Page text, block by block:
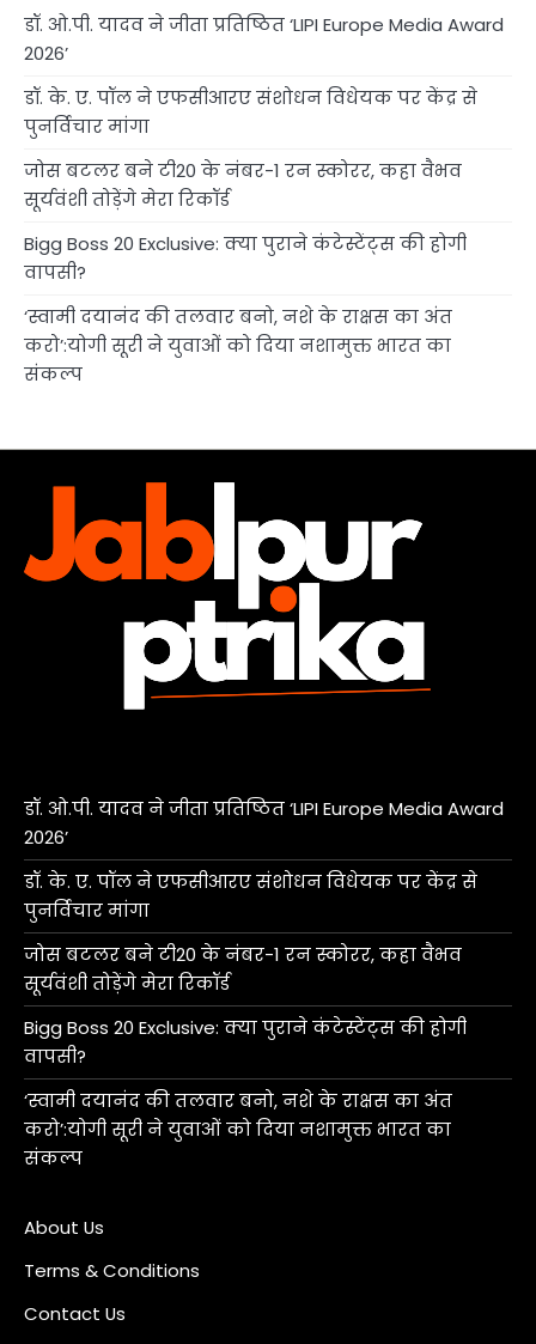
डॉ. ओ.पी. यादव ने जीता प्रतिष्ठित ‘LIPI Europe Media Award
2026’
डॉ. के. ए. पॉल ने एफसीआरए संशोधन विधेयक पर केंद्र से
पुनर्विचार मांगा
जोस बटलर बने टी20 के नंबर-1 रन स्कोरर, कहा वैभव
सूर्यवंशी तोड़ेंगे मेरा रिकॉर्ड
Bigg Boss 20 Exclusive: क्या पुराने कंटेस्टेंट्स की होगी
वापसी?
‘स्वामी दयानंद की तलवार बनो, नशे के राक्षस का अंत
करो’:योगी सूरी ने युवाओं को दिया नशामुक्त भारत का
संकल्प
डॉ. ओ.पी. यादव ने जीता प्रतिष्ठित ‘LIPI Europe Media Award
2026’
डॉ. के. ए. पॉल ने एफसीआरए संशोधन विधेयक पर केंद्र से
पुनर्विचार मांगा
जोस बटलर बने टी20 के नंबर-1 रन स्कोरर, कहा वैभव
सूर्यवंशी तोड़ेंगे मेरा रिकॉर्ड
Bigg Boss 20 Exclusive: क्या पुराने कंटेस्टेंट्स की होगी
वापसी?
‘स्वामी दयानंद की तलवार बनो, नशे के राक्षस का अंत
करो’:योगी सूरी ने युवाओं को दिया नशामुक्त भारत का
संकल्प
About Us
Terms & Conditions
Contact Us